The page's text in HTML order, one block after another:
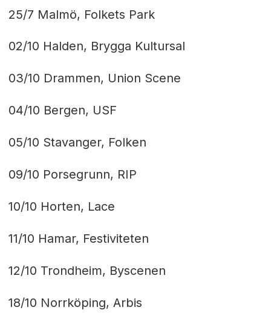
25/7 Malmö, Folkets Park
02/10 Halden, Brygga Kultursal
03/10 Drammen, Union Scene
04/10 Bergen, USF
05/10 Stavanger, Folken
09/10 Porsegrunn, RIP
10/10 Horten, Lace
11/10 Hamar, Festiviteten
12/10 Trondheim, Byscenen
18/10 Norrköping, Arbis